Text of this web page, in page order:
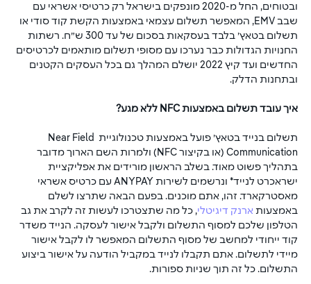
ובטוחים, החל מ-2020 מונפקים בישראל רק כרטיסי אשראי עם
שבב EMV, המאפשר תשלום עצמאי באמצעות הקשת קוד סודי או
תשלום בטאץ׳ בלבד בעסקאות בסכום של עד 300 ש״ח. רשתות
החנויות הגדולות כבר נערכו עם מסופי תשלום מותאמים לכרטיסים
החדשים ועד קיץ 2022 יושלם המהלך גם בכל העסקים הקטנים
ובתחנות הדלק.
איך עובד תשלום באמצעות NFC ללא מגע?
תשלום בנייד בטאץ׳ פועל באמצעות טכנולוגיית Near Field
Communication (או בקיצור NFC) ולמרות השם הארוך מדובר
בתהליך פשוט מאוד. בשלב הראשון מורידים את אפליקציית
ישראכרט לנייד* ונרשמים לשירות ANYPAY עם כרטיס אשראי
מאסטרקארד. זהו, אתם מוכנים. בפעם הבאה שתרצו לשלם
באמצעות ארנק דיגיטלי, כל מה שתצטרכו לעשות זה לקרב את גב
הטלפון שלכם למסוף התשלום ולקבל אישור לעסקה. הנייד משדר
קוד ייחודי למחשב של מסוף התשלום המאפשר לו לקבל אישור
מיידי לתשלום. אתם תקבלו לנייד במקביל הודעה על אישור ביצוע
התשלום. כל זה תוך שניות ספורות.